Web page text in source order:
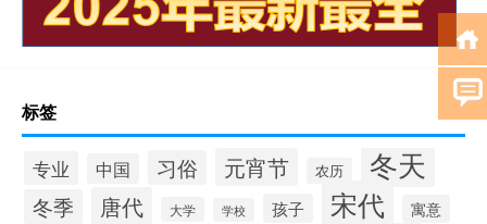
标签
专业 中国 习俗 元宵节 农历 冬天
冬季 唐代 大学 学校 孩子 宋代 寓意